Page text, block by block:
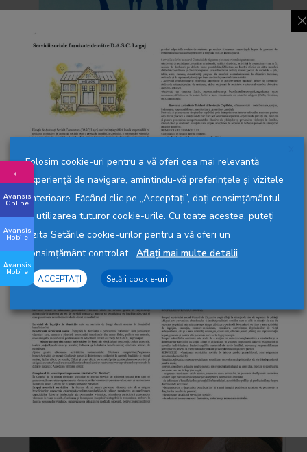
Articole Recente
Invitaţie la TEATRU
Comunicat informativ – CREŞA LUGOJ
„Amintiri și Speranță”- Eveniment cultural-artistic
dedicat seniorilor din Municipiul Lugoj
Situaţie depunere Cereri de Ajutoare de Încălzire
luna NOIEMBRIE 2025
Ziua Internațională a Persoanelor cu Dizabilități
Arhivă
martie 2026
(2)
decembrie 2025
(3)
noiembrie 2025
(1)
august 2025
(3)
iunie 2025
(1)
Folosim cookie-uri pentru a vă oferi cea mai relevantă
experiență de navigare, amintindu-vă preferințele și vizitele
anterioare. Făcând clic pe „Acceptați”, dați consimțământul
la utilizarea tuturor cookie-urile. Cu toate acestea, puteți
vizita Setările cookie-urilor pentru a vă oferi un
consimțământ controlat. Aflați mai multe detalii
ACCEPTAȚI Setări cookie-uri
←
Avansis
Online
Avansis
Mobile
Avansis
Mobile